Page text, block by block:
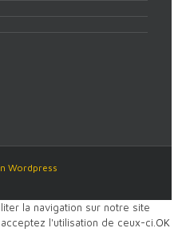
Wordpress
la navigation sur notre site
l'utilisation de ceux-ci. OK